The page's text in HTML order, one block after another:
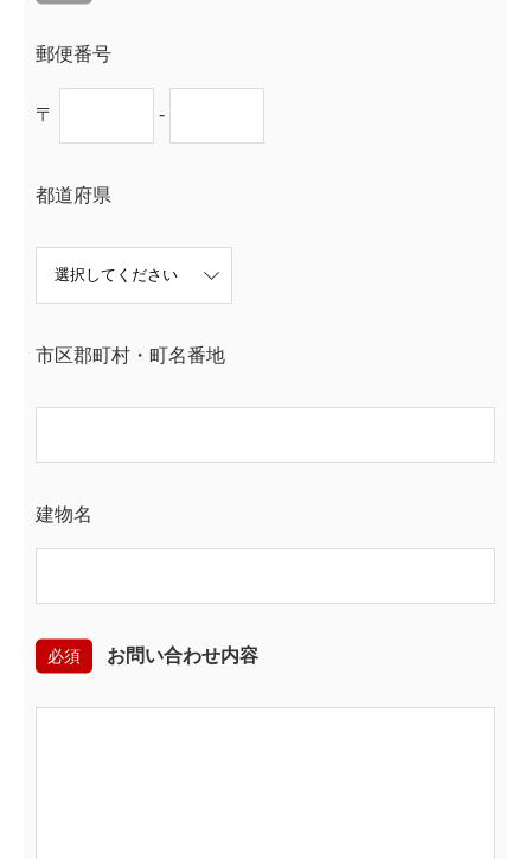
郵便番号
〒 -
都道府県
市区郡町村・町名番地
建物名
お問い合わせ内容
必須